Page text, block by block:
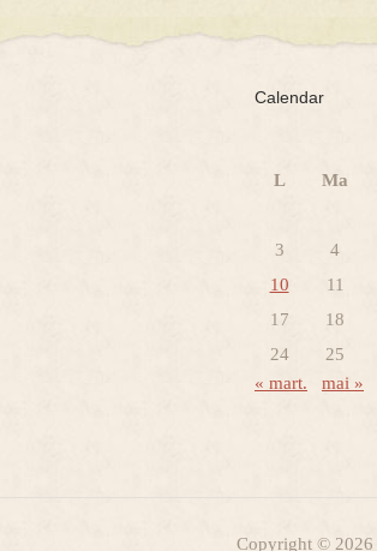
Calendar
L Ma
3
4
10
11
17
18
24
25
« mart.
mai »
Copyright © 2026